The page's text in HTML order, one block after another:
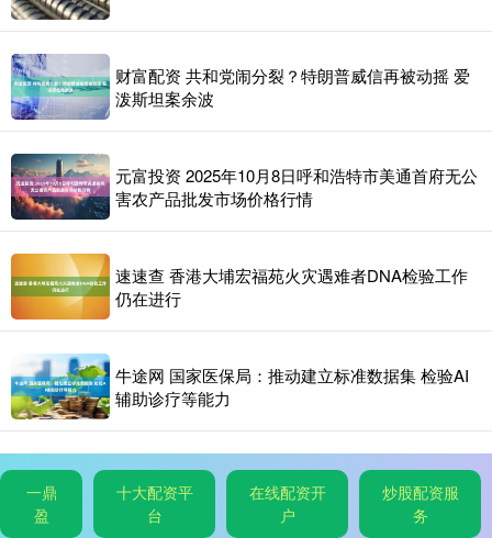
财富配资 共和党闹分裂？特朗普威信再被动摇 爱
泼斯坦案余波
元富投资 2025年10月8日呼和浩特市美通首府无公
害农产品批发市场价格行情
速速查 香港大埔宏福苑火灾遇难者DNA检验工作
仍在进行
牛途网 国家医保局：推动建立标准数据集 检验AI
辅助诊疗等能力
一鼎
盈
十大配资平
台
在线配资开
户
炒股配资服
务